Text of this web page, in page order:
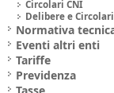
Circolari CNI
Delibere e
Normativa
Eventi altri enti
Tariffe
Previdenza
Tasse